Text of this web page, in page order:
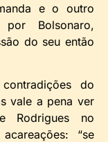
e o outro
Bolsonaro,
do seu então
do
vale a pena ver
Rodrigues no
“se